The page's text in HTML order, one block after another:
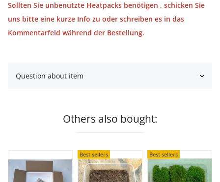
Sollten Sie unbenutzte Heatpacks benötigen , schicken Sie
uns bitte eine kurze Info zu oder schreiben es in das
Kommentarfeld während der Bestellung.
Question about item
Others also bought:
Best sellers Best sellers